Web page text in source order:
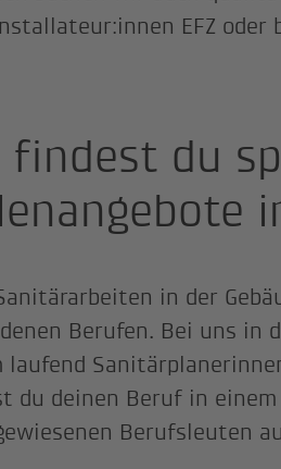
EFZ oder
findest du
in der
Berufen. Bei uns in
laufend
du deinen Beruf in
Berufsleuten